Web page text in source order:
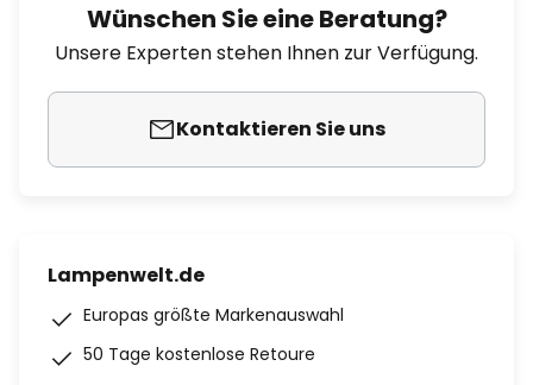
Wünschen Sie eine Beratung?
Unsere Experten stehen Ihnen zur Verfügung.
Kontaktieren Sie uns
Lampenwelt.de
Europas größte Markenauswahl
50 Tage kostenlose Retoure